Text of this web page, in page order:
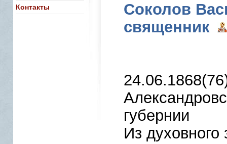
Контакты
Соколов
священник
губернии
Из духовного